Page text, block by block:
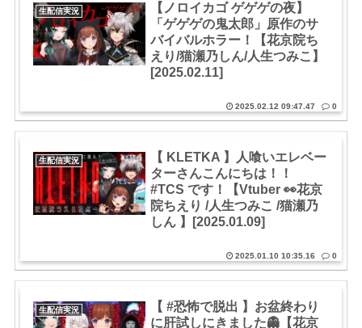
生配信実況
【ノロイカゴ ゲゲゲの夜】
「ゲゲゲの鬼太郎」原作のサ
バイバルホラー！【花京院ち
えり/猫瀬乃しん/人生つみこ】
[2025.02.11]
2025.02.12 09:47.47 0
生配信実況
【 KLETKA 】人喰いエレベー
ターさんこんにちは！！
#TCS です！【Vtuber 👀花京
院ちえり /人生つみこ /猫瀬乃
しん 】[2025.01.09]
2025.01.10 10:35.16 0
生配信実況
【 #恐怖で脱出 】お盆終わり
に肝試しにきました👻【花京